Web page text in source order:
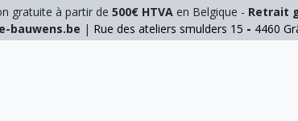
gratuite à partir de 500€ HTVAen Belgique - Retrait
bauwens.be | Rue des ateliers smulders 15 - 4460